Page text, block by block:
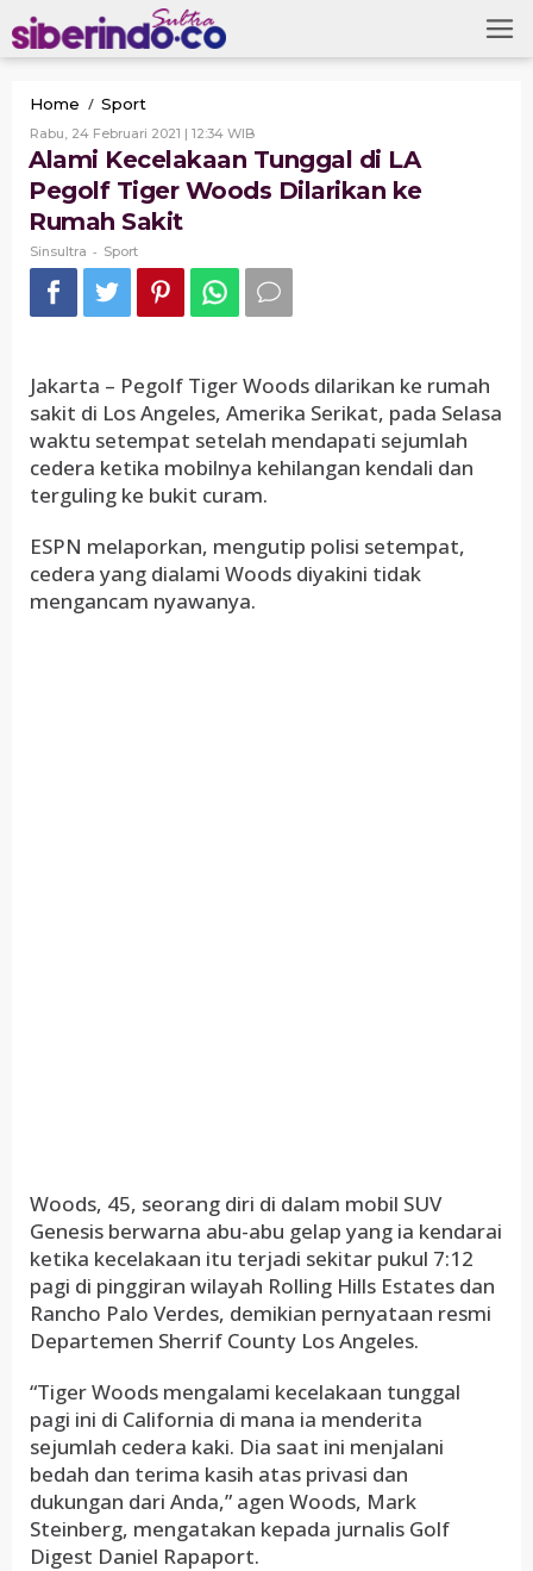
to
content
Home / Sport
Kecelakaan
Tunggal
di
LA
Pegolf
Tiger
Dilarikan
ke
Rumah
Rabu, 24 Februari 2021 | 12:34 WIBOleh
Sinsultra
Alami Kecelakaan Tunggal di LA
Pegolf Tiger Woods Dilarikan ke
Rumah Sakit
Sinsultra - Sport
Jakarta – Pegolf Tiger Woods dilarikan ke rumah
sakit di Los Angeles, Amerika Serikat, pada Selasa
waktu setempat setelah mendapati sejumlah
cedera ketika mobilnya kehilangan kendali dan
terguling ke bukit curam.
ESPN melaporkan, mengutip polisi setempat,
cedera yang dialami Woods diyakini tidak
mengancam nyawanya.
Woods, 45, seorang diri di dalam mobil SUV
Genesis berwarna abu-abu gelap yang ia kendarai
ketika kecelakaan itu terjadi sekitar pukul 7:12
pagi di pinggiran wilayah Rolling Hills Estates dan
Rancho Palo Verdes, demikian pernyataan resmi
Departemen Sherrif County Los Angeles.
“Tiger Woods mengalami kecelakaan tunggal
pagi ini di California di mana ia menderita
sejumlah cedera kaki. Dia saat ini menjalani
bedah dan terima kasih atas privasi dan
dukungan dari Anda,” agen Woods, Mark
Steinberg, mengatakan kepada jurnalis Golf
Digest Daniel Rapaport.